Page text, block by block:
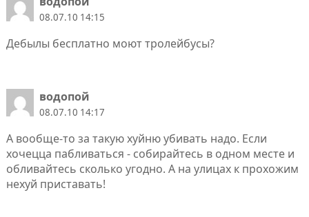
08.07.10 14:15
Дебылы бесплатно моют тролейбусы?
водопой
08.07.10 14:17
А вообще-то за такую хуйню убивать надо. Если
хочецца пабливаться - собирайтесь в одном месте и
обливайтесь сколько угодно. А на улицах к прохожим
нехуй приставать!